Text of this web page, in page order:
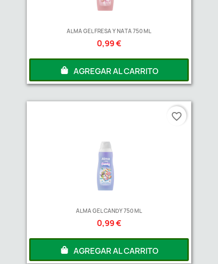
ALMA GEL FRESA Y NATA 750 ML
0,99 €
AGREGAR AL CARRITO
ALMA GEL CANDY 750 ML
0,99 €
AGREGAR AL CARRITO
favorite_border